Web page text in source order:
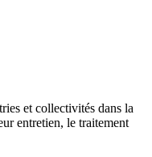
et collectivités dans la
entretien, le traitement